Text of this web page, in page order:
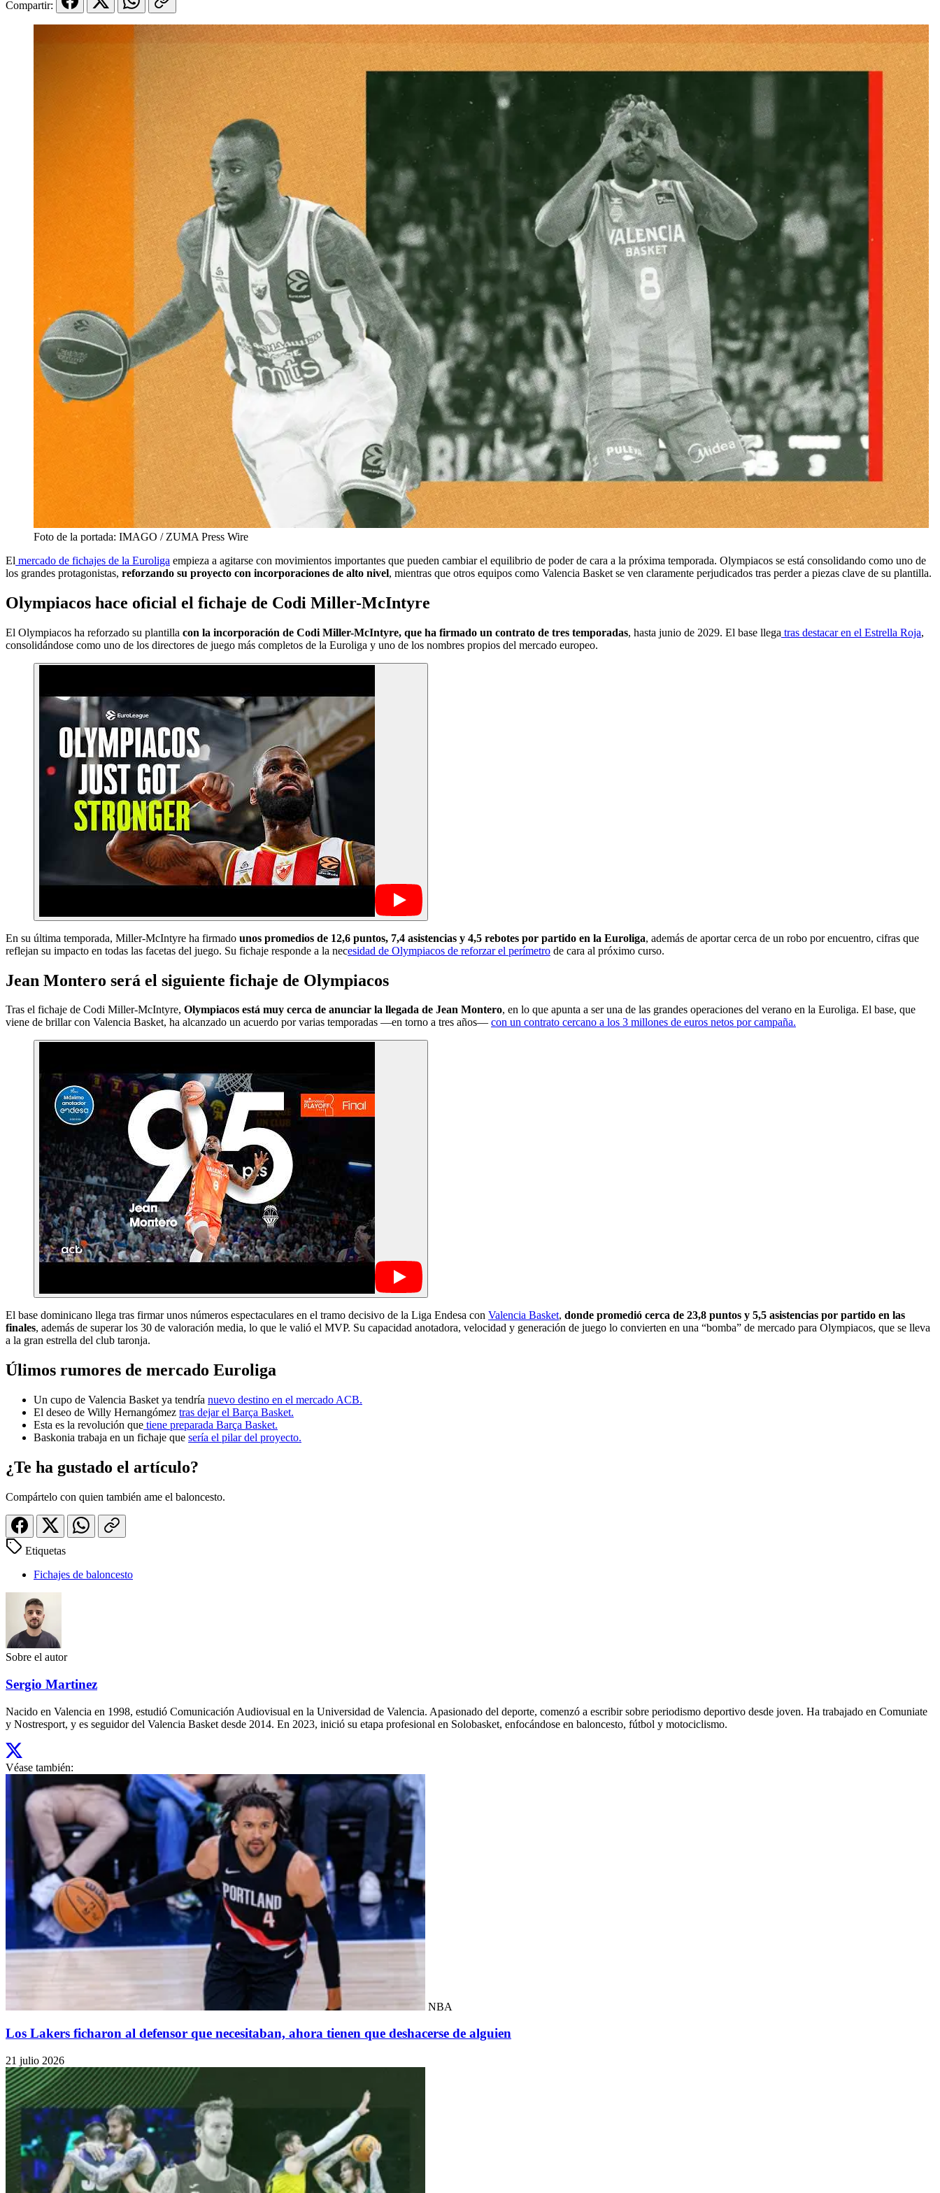
Compartir:
Foto de la portada: IMAGO / ZUMA Press Wire
El mercado de fichajes de la Euroliga empieza a agitarse con movimientos importantes que pueden cambiar el equilibrio de poder de cara a la próxima temporada. Olympiacos se está consolidando como uno de
los grandes protagonistas, reforzando su proyecto con incorporaciones de alto nivel, mientras que otros equipos como Valencia Basket se ven claramente perjudicados tras perder a piezas clave de su plantilla.
Olympiacos hace oficial el fichaje de Codi Miller-McIntyre
El Olympiacos ha reforzado su plantilla con la incorporación de Codi Miller-McIntyre, que ha firmado un contrato de tres temporadas, hasta junio de 2029. El base llega tras destacar en el Estrella Roja,
consolidándose como uno de los directores de juego más completos de la Euroliga y uno de los nombres propios del mercado europeo.
En su última temporada, Miller-McIntyre ha firmado unos promedios de 12,6 puntos, 7,4 asistencias y 4,5 rebotes por partido en la Euroliga, además de aportar cerca de un robo por encuentro, cifras que
reflejan su impacto en todas las facetas del juego. Su fichaje responde a la necesidad de Olympiacos de reforzar el perímetro de cara al próximo curso.
Jean Montero será el siguiente fichaje de Olympiacos
Tras el fichaje de Codi Miller-McIntyre, Olympiacos está muy cerca de anunciar la llegada de Jean Montero, en lo que apunta a ser una de las grandes operaciones del verano en la Euroliga. El base, que
viene de brillar con Valencia Basket, ha alcanzado un acuerdo por varias temporadas —en torno a tres años— con un contrato cercano a los 3 millones de euros netos por campaña.
El base dominicano llega tras firmar unos números espectaculares en el tramo decisivo de la Liga Endesa con Valencia Basket, donde promedió cerca de 23,8 puntos y 5,5 asistencias por partido en las
finales, además de superar los 30 de valoración media, lo que le valió el MVP. Su capacidad anotadora, velocidad y generación de juego lo convierten en una “bomba” de mercado para Olympiacos, que se lleva
a la gran estrella del club taronja.
Úlimos rumores de mercado Euroliga
Un cupo de Valencia Basket ya tendría nuevo destino en el mercado ACB.
El deseo de Willy Hernangómez tras dejar el Barça Basket.
Esta es la revolución que tiene preparada Barça Basket.
Baskonia trabaja en un fichaje que sería el pilar del proyecto.
¿Te ha gustado el artículo?
Compártelo con quien también ame el baloncesto.
Etiquetas
Fichajes de baloncesto
Sobre el autor
Sergio Martinez
Nacido en Valencia en 1998, estudió Comunicación Audiovisual en la Universidad de Valencia. Apasionado del deporte, comenzó a escribir sobre periodismo deportivo desde joven. Ha trabajado en Comuniate
y Nostresport, y es seguidor del Valencia Basket desde 2014. En 2023, inició su etapa profesional en Solobasket, enfocándose en baloncesto, fútbol y motociclismo.
Véase también:
NBA
Los Lakers ficharon al defensor que necesitaban, ahora tienen que deshacerse de alguien
21 julio 2026